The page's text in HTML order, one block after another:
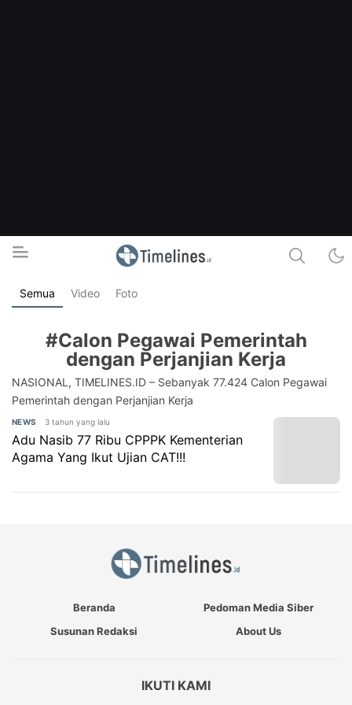
Timelines.id
Media Literasi, Sejarah & Budaya
Semua Video Foto
#Calon Pegawai Pemerintah
dengan Perjanjian Kerja
NASIONAL, TIMELINES.ID – Sebanyak 77.424 Calon Pegawai
Pemerintah dengan Perjanjian Kerja
NEWS 3 tahun yang lalu
Adu Nasib 77 Ribu CPPPK Kementerian
Agama Yang Ikut Ujian CAT!!!
Beranda
Pedoman Media Siber
Susunan Redaksi
About Us
IKUTI KAMI